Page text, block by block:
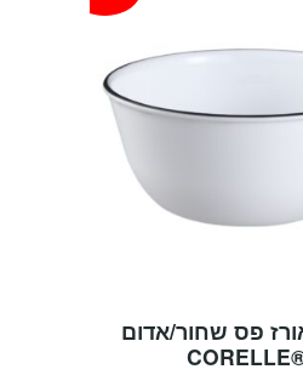
פס שחור/אדום